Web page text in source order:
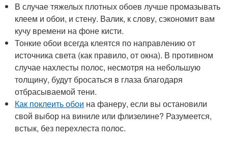
В случае тяжелых плотных обоев лучше промазывать
клеем и обои, и стену. Валик, к слову, сэкономит вам
кучу времени на фоне кисти.
Тонкие обои всегда клеятся по направлению от
источника света (как правило, от окна). В противном
случае нахлесты полос, несмотря на небольшую
толщину, будут бросаться в глаза благодаря
отбрасываемой тени.
Как поклеить обои на фанеру, если вы остановили
свой выбор на виниле или флизелине? Разумеется,
встык, без перехлеста полос.